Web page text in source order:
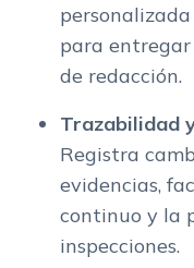
para entregar
de redacción.
Trazabilidad
Registra
evidencias,
continuo y la
inspecciones.